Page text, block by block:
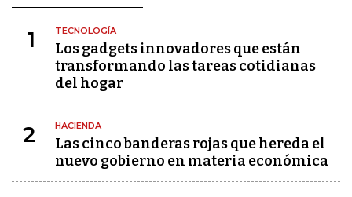
1 TECNOLOGÍA
Los gadgets innovadores que están
transformando las tareas cotidianas
del hogar
2 HACIENDA
Las cinco banderas rojas que hereda el
nuevo gobierno en materia económica